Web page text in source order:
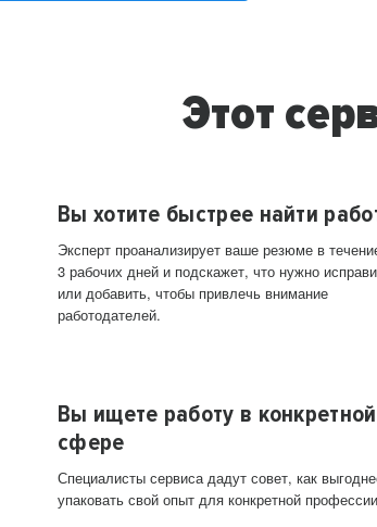
Этот
Вы хотите быстрее найти
Эксперт проанализирует ваше резюме в
3 рабочих дней и подскажет, что нужно
или добавить, чтобы привлечь внимание
работодателей.
Вы ищете работу в конкретной
сфере
Специалисты сервиса дадут совет, как
упаковать свой опыт для конкретной